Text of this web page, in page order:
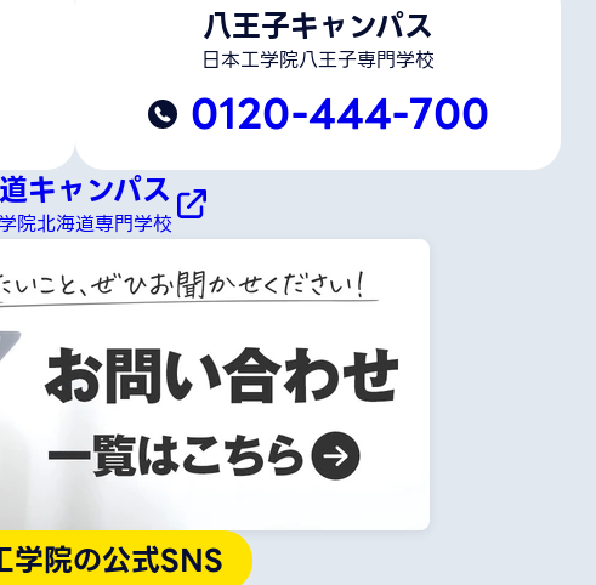
八王子キャンパス
日本工学院八王子専門学校
0120-444-700
キャンパス
院北海道専門学校
学院の公式SNS